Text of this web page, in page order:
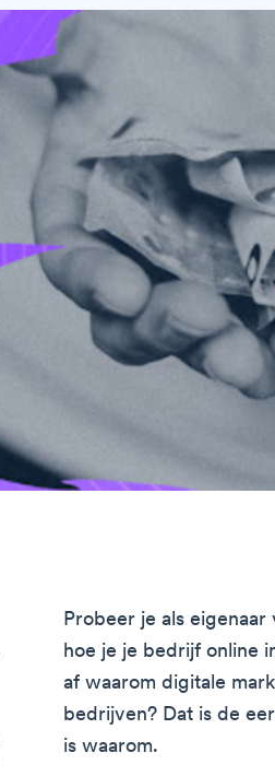
Probeer je als
hoe je je bedrijf online
af waarom digitale
bedrijven? Dat is de
is waarom.